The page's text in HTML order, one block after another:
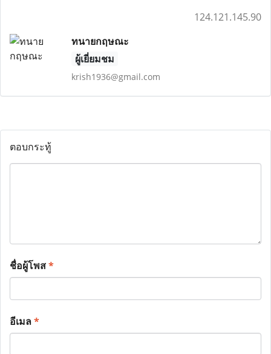
124.121.145.90
ทนายกฤษณะ
ผู้เยี่ยมชม
krish1936@gmail.com
ตอบกระทู้
ชื่อผู้โพส*
อีเมล*